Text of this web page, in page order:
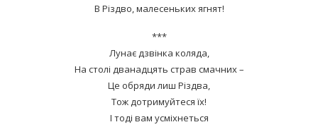
В Різдво, малесеньких ягнят!
***
Лунає дзвінка коляда,
На столі дванадцять страв смачних –
Це обряди лиш Різдва,
Тож дотримуйтеся їх!
І тоді вам усміхнеться